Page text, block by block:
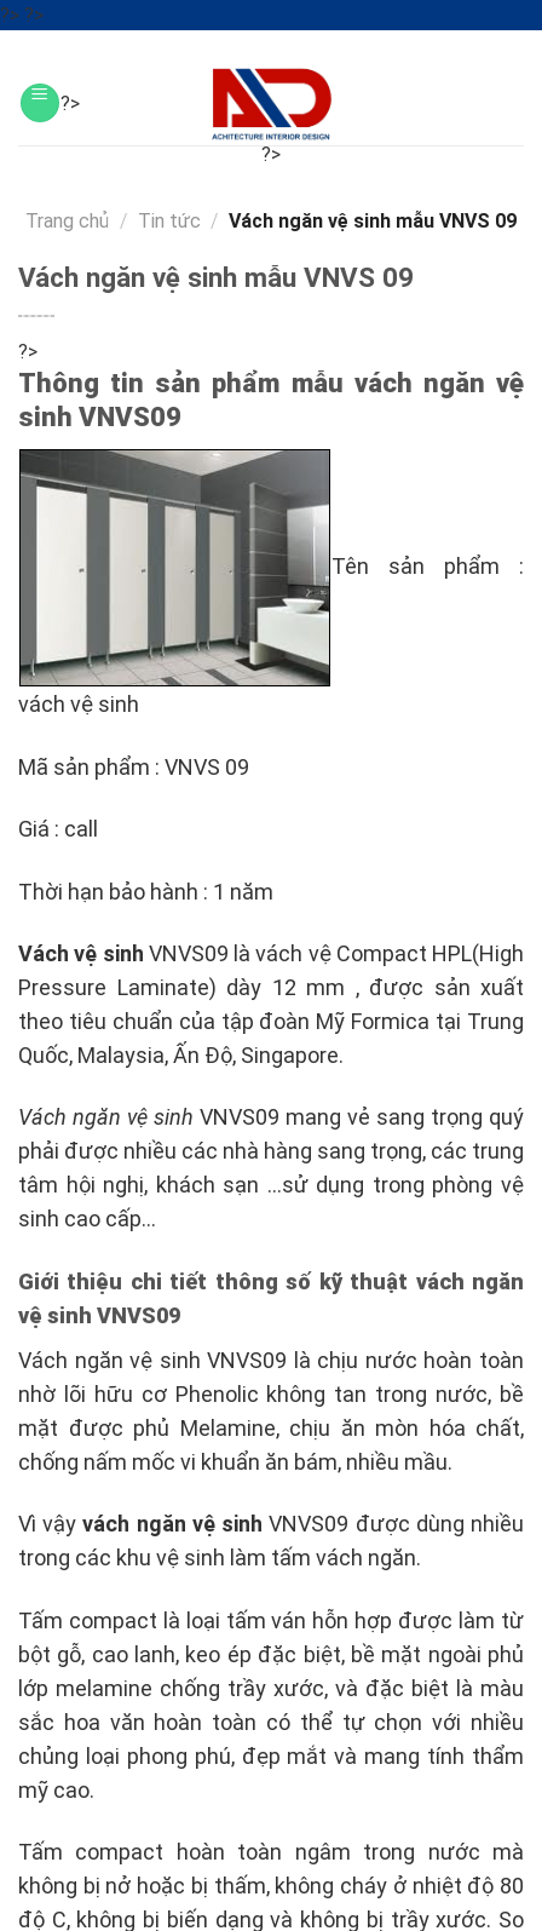
?> ?>Skip
?>
?>
Trang chủ / Tin tức / Vách ngăn vệ sinh mẫu VNVS 09
Vách ngăn vệ sinh mẫu VNVS 09
?>
Thông tin sản phẩm mẫu vách ngăn vệ
sinh VNVS09
Tên sản phẩm :
vách vệ sinh
Mã sản phẩm : VNVS 09
Giá : call
Thời hạn bảo hành : 1 năm
Vách vệ sinh VNVS09 là vách vệ Compact HPL(High
Pressure Laminate) dày 12 mm , được sản xuất
theo tiêu chuẩn của tập đoàn Mỹ Formica tại Trung
Quốc, Malaysia, Ấn Độ, Singapore.
Vách ngăn vệ sinh VNVS09 mang vẻ sang trọng quý
phải được nhiều các nhà hàng sang trọng, các trung
tâm hội nghị, khách sạn …sử dụng trong phòng vệ
sinh cao cấp…
Giới thiệu chi tiết thông số kỹ thuật vách ngăn
vệ sinh VNVS09
Vách ngăn vệ sinh VNVS09 là chịu nước hoàn toàn
nhờ lõi hữu cơ Phenolic không tan trong nước, bề
mặt được phủ Melamine, chịu ăn mòn hóa chất,
chống nấm mốc vi khuẩn ăn bám, nhiều mầu.
Vì vậyvách ngăn vệ sinh VNVS09 được dùng nhiều
trong các khu vệ sinh làm tấm vách ngăn.
Tấm compact là loại tấm ván hỗn hợp được làm từ
bột gỗ, cao lanh, keo ép đặc biệt, bề mặt ngoài phủ
lớp melamine chống trầy xước, và đặc biệt là màu
sắc hoa văn hoàn toàn có thể tự chọn với nhiều
chủng loại phong phú, đẹp mắt và mang tính thẩm
mỹ cao.
Tấm compact hoàn toàn ngâm trong nước mà
không bị nở hoặc bị thấm, không cháy ở nhiệt độ 80
độ C, không bị biến dạng và không bị trầy xước. So